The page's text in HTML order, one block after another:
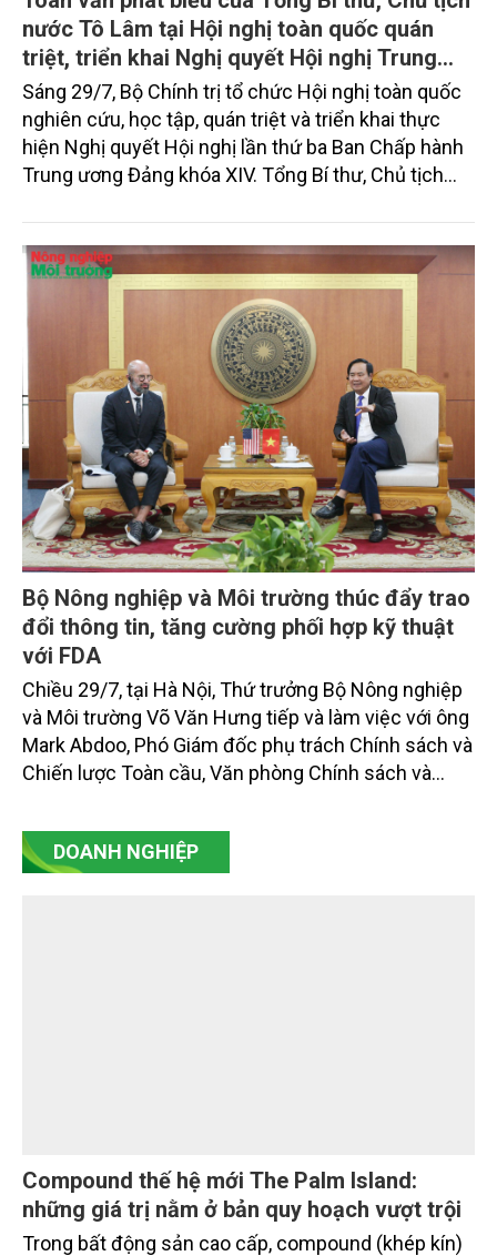
Toàn văn phát biểu của Tổng Bí thư, Chủ tịch
nước Tô Lâm tại Hội nghị toàn quốc quán
triệt, triển khai Nghị quyết Hội nghị Trung
ương 3, khóa XIV
Sáng 29/7, Bộ Chính trị tổ chức Hội nghị toàn quốc
nghiên cứu, học tập, quán triệt và triển khai thực
hiện Nghị quyết Hội nghị lần thứ ba Ban Chấp hành
Trung ương Đảng khóa XIV. Tổng Bí thư, Chủ tịch
nước Tô Lâm đã có bài phát biểu chỉ đạo quan
trọng. Tạp chí Nông nghiệp và Môi trường trân trọng
giới thiệu toàn văn bài phát biểu của đồng chí Tổng
Bí thư, Chủ tịch nước.
Bộ Nông nghiệp và Môi trường thúc đẩy trao
đổi thông tin, tăng cường phối hợp kỹ thuật
với FDA
Chiều 29/7, tại Hà Nội, Thứ trưởng Bộ Nông nghiệp
và Môi trường Võ Văn Hưng tiếp và làm việc với ông
Mark Abdoo, Phó Giám đốc phụ trách Chính sách và
Chiến lược Toàn cầu, Cơ quan Quản lý Thực phẩm
và Dược phẩm Hoa Kỳ (FDA).
Compound thế hệ mới The Palm Island: